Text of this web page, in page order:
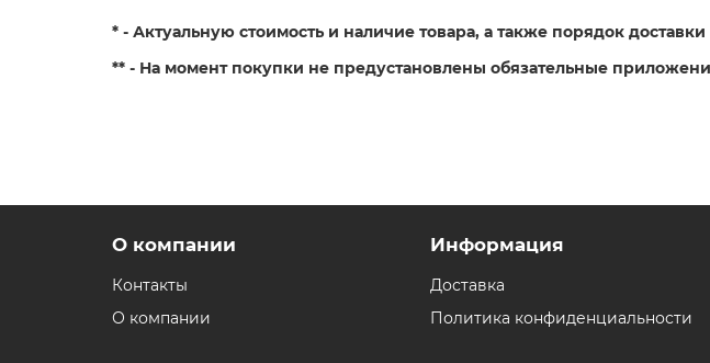
* - Актуальную стоимость и наличие товара, а также порядок
** - На момент покупки не предустановлены обязательные
О компании
Контакты
О компании
Информация
Доставка
Политика конфиденциальности